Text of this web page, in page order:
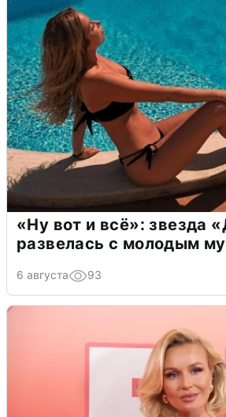
«Ну вот и всё»: звезда
развелась с молодым
6 августа 93